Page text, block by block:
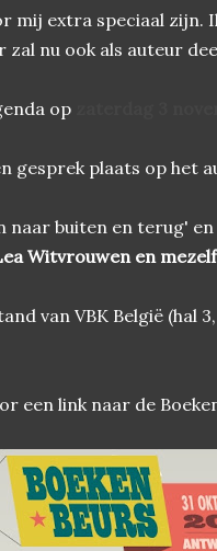
mij extra speciaal zijn.
nu ook als auteur
op
gesprek plaats op het
naar buiten en terug'
Witvrouwen en mezelf
van VBK België (hal
een link naar de